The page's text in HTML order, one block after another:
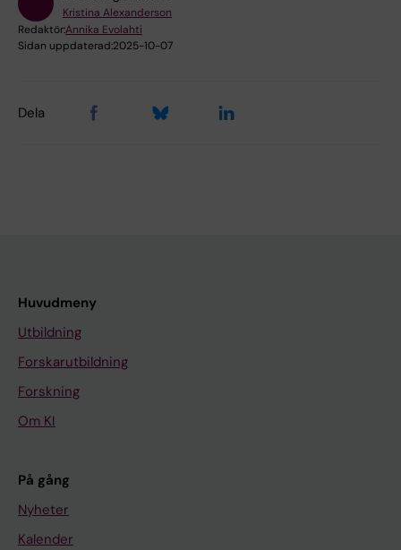
Kristina Alexanderson
Redaktör:Annika Evolahti
Sidan uppdaterad:2025-10-07
Dela
Huvudmeny
Utbildning
Forskarutbildning
Forskning
Om KI
På gång
Nyheter
Kalender